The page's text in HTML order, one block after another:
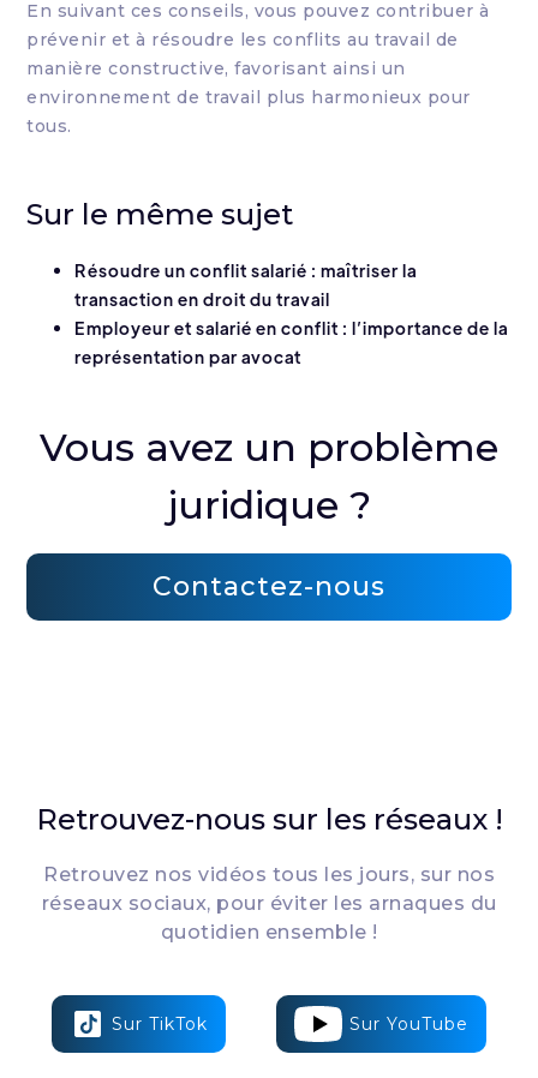
En suivant ces conseils, vous pouvez contribuer à
prévenir et à résoudre les conflits au travail de
manière constructive, favorisant ainsi un
environnement de travail plus harmonieux pour
tous.
Sur le même sujet
Résoudre un conflit salarié : maîtriser la
transaction en droit du travail
Employeur et salarié en conflit : l’importance de la
représentation par avocat
Vous avez un problème
juridique ?
Contactez-nous
Retrouvez-nous sur les réseaux !
Retrouvez nos vidéos tous les jours, sur nos
réseaux sociaux, pour éviter les arnaques du
quotidien ensemble !
Sur TikTok Sur YouTube